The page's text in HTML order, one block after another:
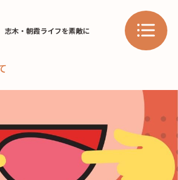
志木・朝霞ライフを素敵に
て
暮らし
め
ト 学び・教育